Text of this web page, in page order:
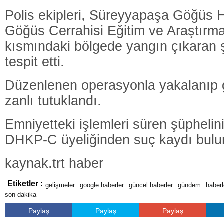
Polis ekipleri, Süreyyapaşa Göğüs
Göğüs Cerrahisi Eğitim ve
kısmındaki bölgede yangın
tespit etti.
Düzenlenen operasyonla yakalanıp
zanlı tutuklandı.
Emniyetteki işlemleri süren
DHKP-C üyeliğinden suç kaydı
kaynak.trt haber
Etiketler : gelişmeler google haberler güncel haberler gündem
son dakika
Paylaş Paylaş Paylaş